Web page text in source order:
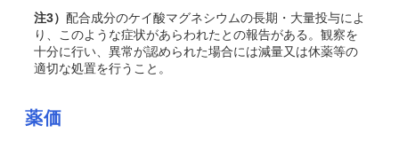
注3） 配合成分のケイ酸マグネシウムの長期・大量投与によ
り、このような症状があらわれたとの報告がある。観察を
十分に行い、異常が認められた場合には減量又は休薬等の
適切な処置を行うこと。
薬価